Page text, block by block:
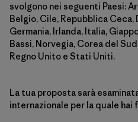
svolgono nei seguenti Paesi:
Belgio, Cile, Repubblica Ceca,
Germania, Irlanda, Italia,
Bassi, Norvegia, Corea del
Regno Unito e Stati Uniti.
La tua proposta sarà
internazionale per la quale hai